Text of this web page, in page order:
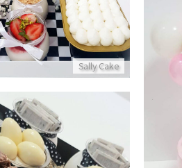
Sally Cake
פרטים נוספים